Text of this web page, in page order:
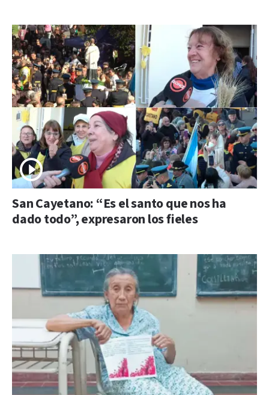
San Cayetano: “Es el santo que nos ha
dado todo”, expresaron los fieles